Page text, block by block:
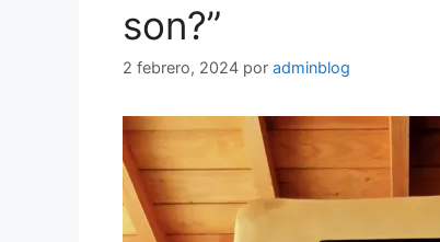
son?”
2 febrero, 2024 por adminblog